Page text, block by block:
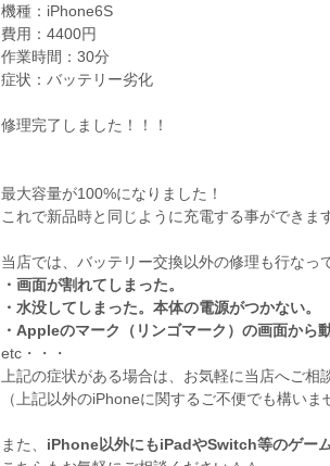
機種：iPhone6S
費用：4400円
作業時間：30分
症状：バッテリー劣化
修理完了しました！！！
最大容量が100%になりました！
これで新品時と同じように充電する事ができま
当店では、バッテリー交換以外の修理も行なっ
・画面が割れてしまった。
・水没してしまった。本体の電源がつかない。
・Appleのマーク（リンゴマーク）の画面から
etc・・・
上記の症状がある場合は、お気軽に当店へご相
（上記以外のiPhoneに関するご不便でも構いま
また、 iPhone以外にもiPadやSwitch等のゲー